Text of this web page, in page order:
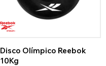
Disco Olímpico Reebok
10Kg